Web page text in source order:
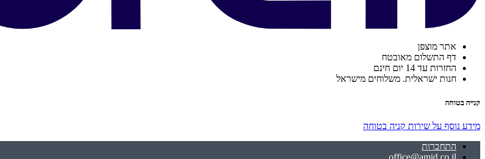
אתר מוצפן
דף התשלום מאובטח
החזרות עד 14 יום חינם
חנות ישראלית. משלוחים מישראל
קנייה בטוחה
מידע נוסף על שירות קניה בטוחה
התחברות
office@amid.co.il